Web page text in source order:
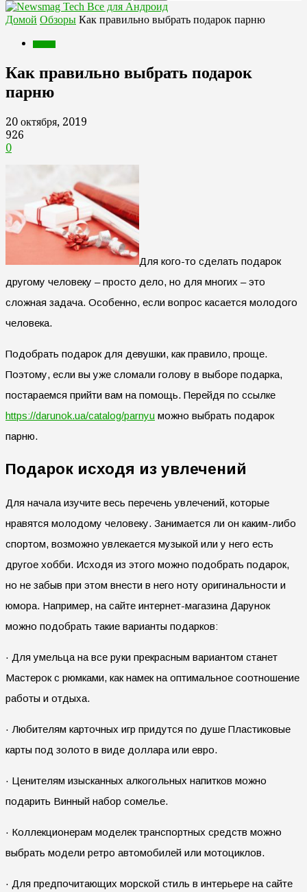
Все для Андроид
Домой Обзоры Как правильно выбрать подарок парню
Как правильно выбрать подарок
парню
20 октября, 2019
926
0
Для кого-то сделать подарок
другому человеку – просто дело, но для многих – это
сложная задача. Особенно, если вопрос касается молодого
человека.
Подобрать подарок для девушки, как правило, проще.
Поэтому, если вы уже сломали голову в выборе подарка,
постараемся прийти вам на помощь. Перейдя по ссылке
https://darunok.ua/catalog/parnyu можно выбрать подарок
парню.
Подарок исходя из увлечений
Для начала изучите весь перечень увлечений, которые
нравятся молодому человеку. Занимается ли он каким-либо
спортом, возможно увлекается музыкой или у него есть
другое хобби. Исходя из этого можно подобрать подарок,
но не забыв при этом внести в него ноту оригинальности и
юмора. Например, на сайте интернет-магазина Дарунок
можно подобрать такие варианты подарков:
· Для умельца на все руки прекрасным вариантом станет
Мастерок с рюмками, как намек на оптимальное соотношение
работы и отдыха.
· Любителям карточных игр придутся по душе Пластиковые
карты под золото в виде доллара или евро.
· Ценителям изысканных алкогольных напитков можно
подарить Винный набор сомелье.
· Коллекционерам моделек транспортных средств можно
выбрать модели ретро автомобилей или мотоциклов.
· Для предпочитающих морской стиль в интерьере на сайте